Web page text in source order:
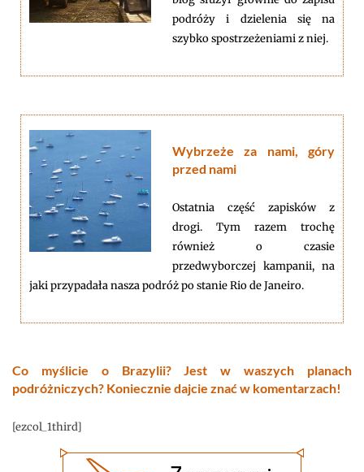
podróży i dzielenia się na
szybko spostrzeżeniami z niej.
Wybrzeże za nami, góry
przed nami
Ostatnia część zapisków z
drogi. Tym razem trochę
również o czasie
przedwyborczej kampanii, na
jaki przypadała nasza podróż po stanie Rio de Janeiro.
Co myślicie o Brazylii? Jest w waszych planach
podróżniczych? Koniecznie dajcie znać w komentarzach!
[ezcol_1third]